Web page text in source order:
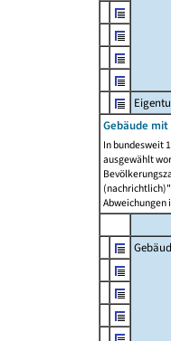
Gebäude
In bundesweit
ausgewählt
Abweichungen